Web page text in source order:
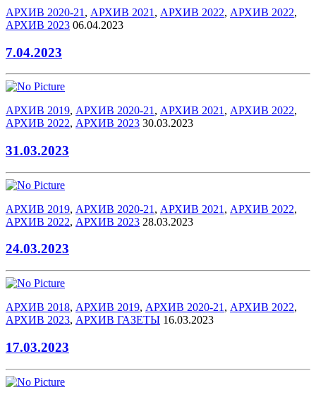
АРХИВ 2020-21 , АРХИВ 2021 , АРХИВ 2022, АРХИВ 2022,
АРХИВ 2023 06.04.2023
7.04.2023
АРХИВ 2019, АРХИВ 2020-21 , АРХИВ 2021 , АРХИВ 2022,
АРХИВ 2022, АРХИВ 2023 30.03.2023
31.03.2023
АРХИВ 2019, АРХИВ 2020-21 , АРХИВ 2021 , АРХИВ 2022,
АРХИВ 2022, АРХИВ 2023 28.03.2023
24.03.2023
АРХИВ 2018, АРХИВ 2019, АРХИВ 2020-21 , АРХИВ 2022,
АРХИВ 2023, АРХИВ ГАЗЕТЫ 16.03.2023
17.03.2023